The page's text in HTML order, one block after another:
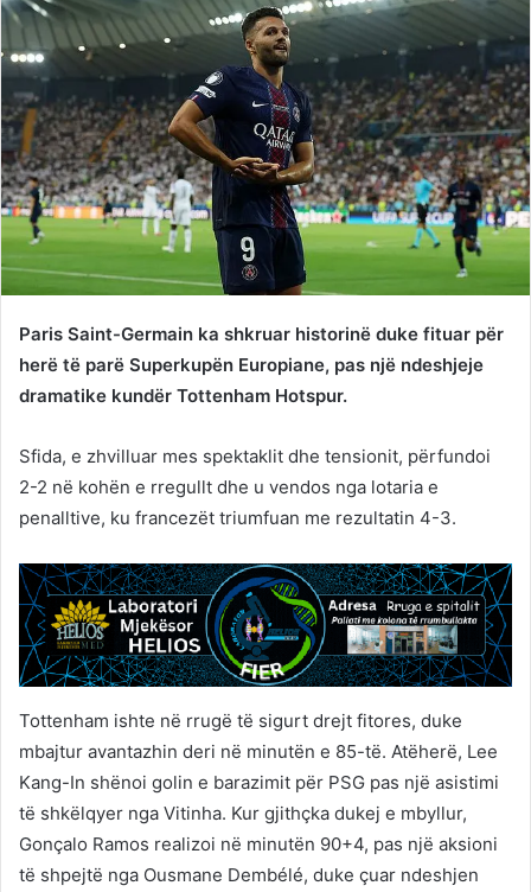
Twitter
email
Paris Saint-Germain ka shkruar historinë duke fituar për
herë të parë Superkupën Europiane, pas një ndeshjeje
dramatike kundër Tottenham Hotspur.
Sfida, e zhvilluar mes spektaklit dhe tensionit, përfundoi
2-2 në kohën e rregullt dhe u vendos nga lotaria e
penalltive, ku francezët triumfuan me rezultatin 4-3.
Tottenham ishte në rrugë të sigurt drejt fitores, duke
mbajtur avantazhin deri në minutën e 85-të. Atëherë, Lee
Kang-In shënoi golin e barazimit për PSG pas një asistimi
të shkëlqyer nga Vitinha. Kur gjithçka dukej e mbyllur,
Gonçalo Ramos realizoi në minutën 90+4, pas një aksioni
të shpejtë nga Ousmane Dembélé, duke çuar ndeshjen